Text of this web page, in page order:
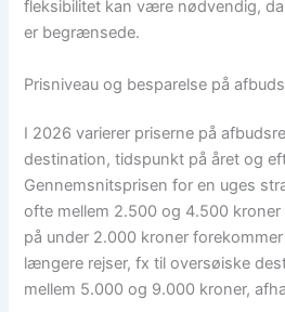
fleksibilitet kan være nødvendig,
er begrænsede.
Prisniveau og besparelse på
I 2026 varierer priserne på
destination, tidspunkt på året og
Gennemsnitsprisen for en uges
ofte mellem 2.500 og 4.500
på under 2.000 kroner
længere rejser, fx til oversøiske
mellem 5.000 og 9.000 kroner,